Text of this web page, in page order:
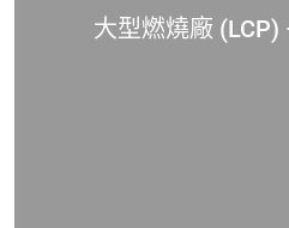
大型燃燒廠 (LCP)